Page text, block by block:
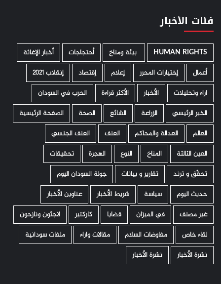
فئات الأخبار
HUMAN RIGHTS ­ بيئة ومناخ أحتجاجات
أخبار الإغاثة
أعمال
إختيارات المحرر إعلام إقتصاد
إنقلاب 2021
اراء وتحليلات
الأخبار الأكثر قراءة
الحرب في السودان
الخبر الرئيسي
الزراعة الشائع الصحة
الصفحة الرئيسية
العالم
العدالة والمحاكم العنف
العنف الجنسي
العين الثالثة
المناخ النوع الهجرة
تحقيقات
تحقّق و ترند
تقارير و بيانات
جولة السودان اليوم
حديث اليوم
سياسة شريط الأخبار
عناوين الأخبار
غير مصنف
في الميزان قضايا كاركتير
لاجئون ونازحون
لقاء خاص
مفاوضات السلام مقالات واراء
ملفات سودانية
نشرة الأخبار
نشرة الأخبار